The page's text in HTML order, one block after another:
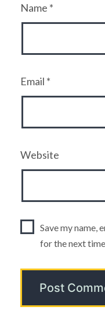
Name *
Email *
Website
Save my name,
for the next